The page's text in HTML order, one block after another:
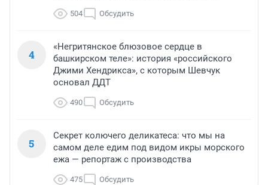
504 Обсудить
4
«Негритянское блюзовое сердце в
башкирском теле»: история «российского
Джими Хендрикса», с которым Шевчук
основал ДДТ
490 Обсудить
5
Секрет колючего деликатеса: что мы на
самом деле едим под видом икры морского
ежа — репортаж с производства
475 Обсудить